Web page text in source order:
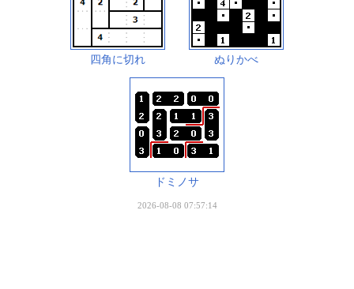
四角に切れ ぬりかべ
ドミノサ
2026-08-08 07:57:14